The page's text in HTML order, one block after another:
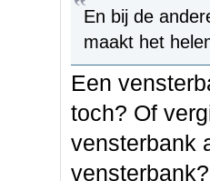
En bij de
maakt het
Een
toch? Of
vensterbank